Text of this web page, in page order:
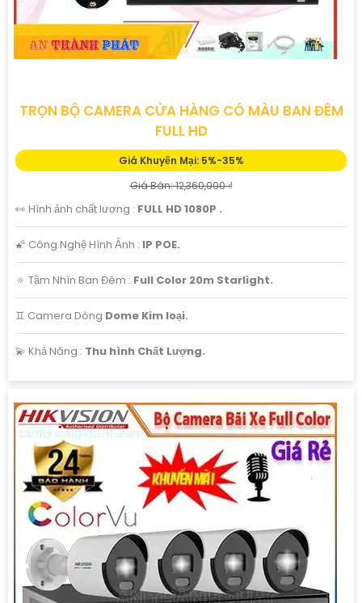
TRỌN BỘ CAMERA CỬA HÀNG CÓ MÀU BAN ĐÊM
FULL HD
Giá Khuyến Mại: 5%-35%
Giá Bán: 12,360,000 ₫
👀 Hình ảnh chất lượng : FULL HD 1080P .
🌠 Công Nghệ Hình Ảnh : IP POE.
🔅 Tầm Nhìn Ban Đêm : Full Color 20m Starlight.
♊ Camera Dòng Dome Kim loại.
️💫 Khả Năng : Thu hình Chất Lượng.